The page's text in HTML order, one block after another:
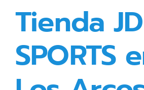
Tienda JD
SPORTS